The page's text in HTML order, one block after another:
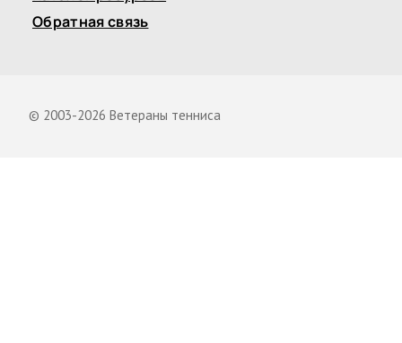
Обратная связь
© 2003-2026 Ветераны тенниса